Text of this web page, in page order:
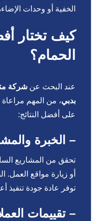
الخفية أو وحدات
كيف تختار
الحمام؟
عند البحث عنشركة
بدبي، من المهم
على أفضل النتائج:
– الخبرة
تحقق من المشاريع
أو زيارة مواقع العمل.
توفر عادة جودة تنفيذ
– تقييمات